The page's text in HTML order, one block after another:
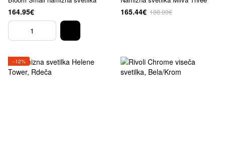
164.95€ 165.44€ 188.00€
−12%